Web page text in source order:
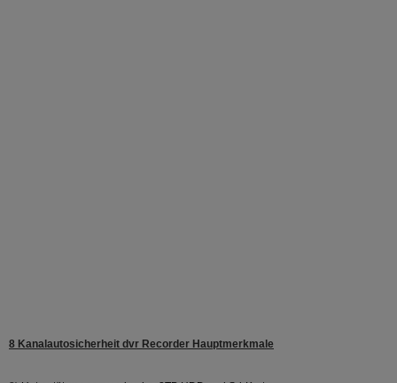
8 Kanalautosicherheit dvr Recorder Hauptmerkmale